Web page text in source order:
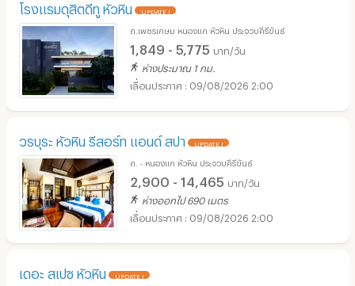
โรงแรมดุสิตดีทู หัวหิน UPDATE !
ถ.เพชรเกษม หนองแก หัวหิน ประจวบคีรีขันธ์
1,849 - 5,775 บาท/วัน
ห่างประมาณ 1 กม.
09/08/2026 2:00
วรบุระ หัวหิน รีสอร์ท แอนด์ สปา UPDATE !
ถ. - หนองแก หัวหิน ประจวบคีรีขันธ์
2,900 - 14,465 บาท/วัน
ห่างออกไป 690 เมตร
09/08/2026 2:00
เดอะ สเปซ หัวหิน UPDATE !